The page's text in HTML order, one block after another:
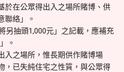
於在公眾得出入之場所賭博、供
聯絡」。
另抽頭1,000元」之記載，應補充
。
入之場所，惟長期供作賭博場
，已失純住宅之性質，與公眾得